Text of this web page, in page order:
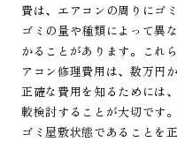
費は、エアコンの周りにゴ
ゴミの量や種類によって異
かることがあります。これ
アコン修理費用は、数万円
正確な費用を知るためには
較検討することが大切です
ゴミ屋敷状態であることを